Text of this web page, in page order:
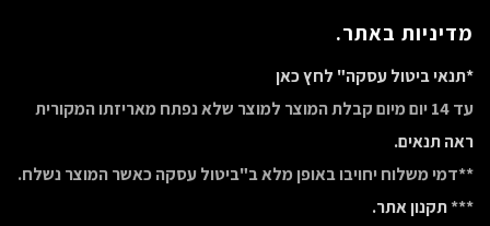
מדיניות באתר.
*תנאי ביטול עסקה" לחץ כאן
עד 14 יום מיום קבלת המוצר למוצר שלא נפתח מאריזתו המקורית
ראה תנאים.
**דמי משלוח יחויבו באופן מלא ב"ביטול עסקה כאשר המוצר נשלח.
***תקנון אתר.